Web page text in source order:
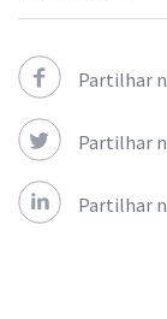
Partilhar
Partilhar
Partilhar